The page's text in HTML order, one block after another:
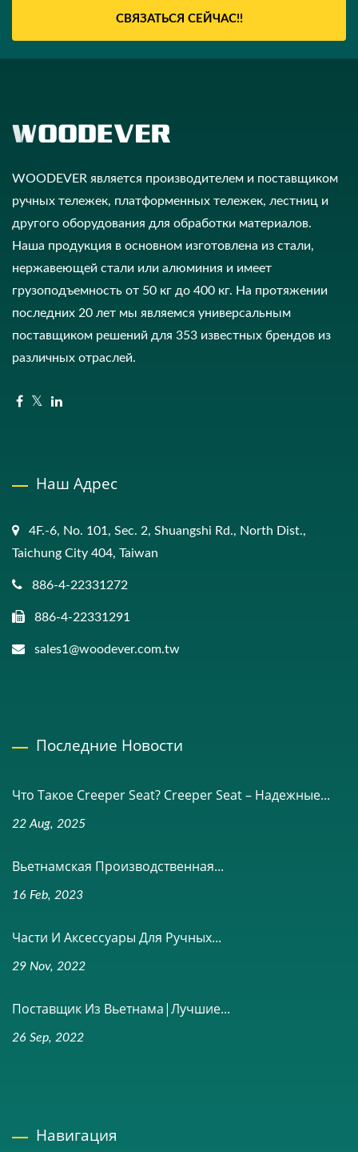
СВЯЗАТЬСЯ СЕЙЧАС!!
WOODEVER является производителем и поставщиком
ручных тележек, платформенных тележек, лестниц и
другого оборудования для обработки материалов.
Наша продукция в основном изготовлена из стали,
нержавеющей стали или алюминия и имеет
грузоподъемность от 50 кг до 400 кг. На протяжении
последних 20 лет мы являемся универсальным
поставщиком решений для 353 известных брендов из
различных отраслей.
Наш Адрес
4F.-6, No. 101, Sec. 2, Shuangshi Rd., North Dist.,
Taichung City 404, Taiwan
886-4-22331272
886-4-22331291
sales1@woodever.com.tw
Последние Новости
Что Такое Creeper Seat? Creeper Seat – Надежные...
22 Aug, 2025
Вьетнамская Производственная...
16 Feb, 2023
Части И Аксессуары Для Ручных...
29 Nov, 2022
Поставщик Из Вьетнама|Лучшие...
26 Sep, 2022
Навигация